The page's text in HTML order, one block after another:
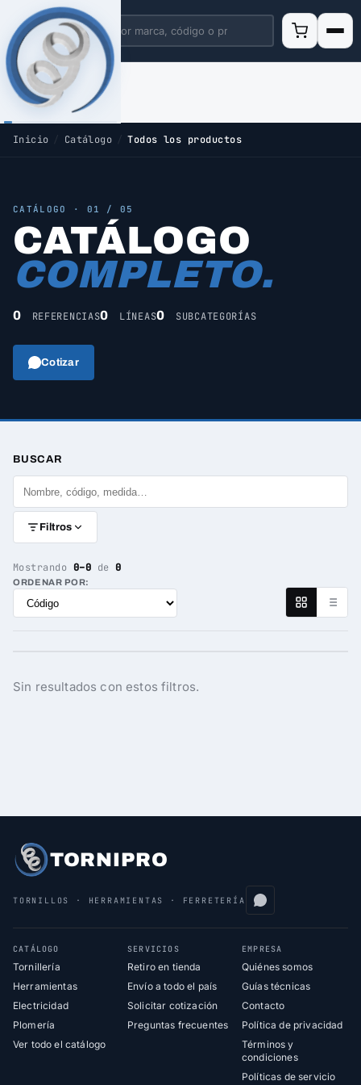
Inicio Catálogo Todos los productos
CATÁLOGO · 01 / 05
CATÁLOGO
COMPLETO.
0 REFERENCIAS0 LÍNEAS0 SUBCATEGORÍAS
Cotizar
BUSCAR
Filtros
Mostrando 0–0 de0
ORDENAR POR:
Sin resultados con estos filtros.
TORNIPRO
TORNILLOS · HERRAMIENTAS · FERRETERÍA
CATÁLOGO
Tornillería
Herramientas
Electricidad
Plomería
Ver todo el catálogo
SERVICIOS
Retiro en tienda
Envío a todo el país
Solicitar cotización
Preguntas frecuentes
EMPRESA
Quiénes somos
Guías técnicas
Contacto
Política de privacidad
Términos y
condiciones
Políticas de servicio